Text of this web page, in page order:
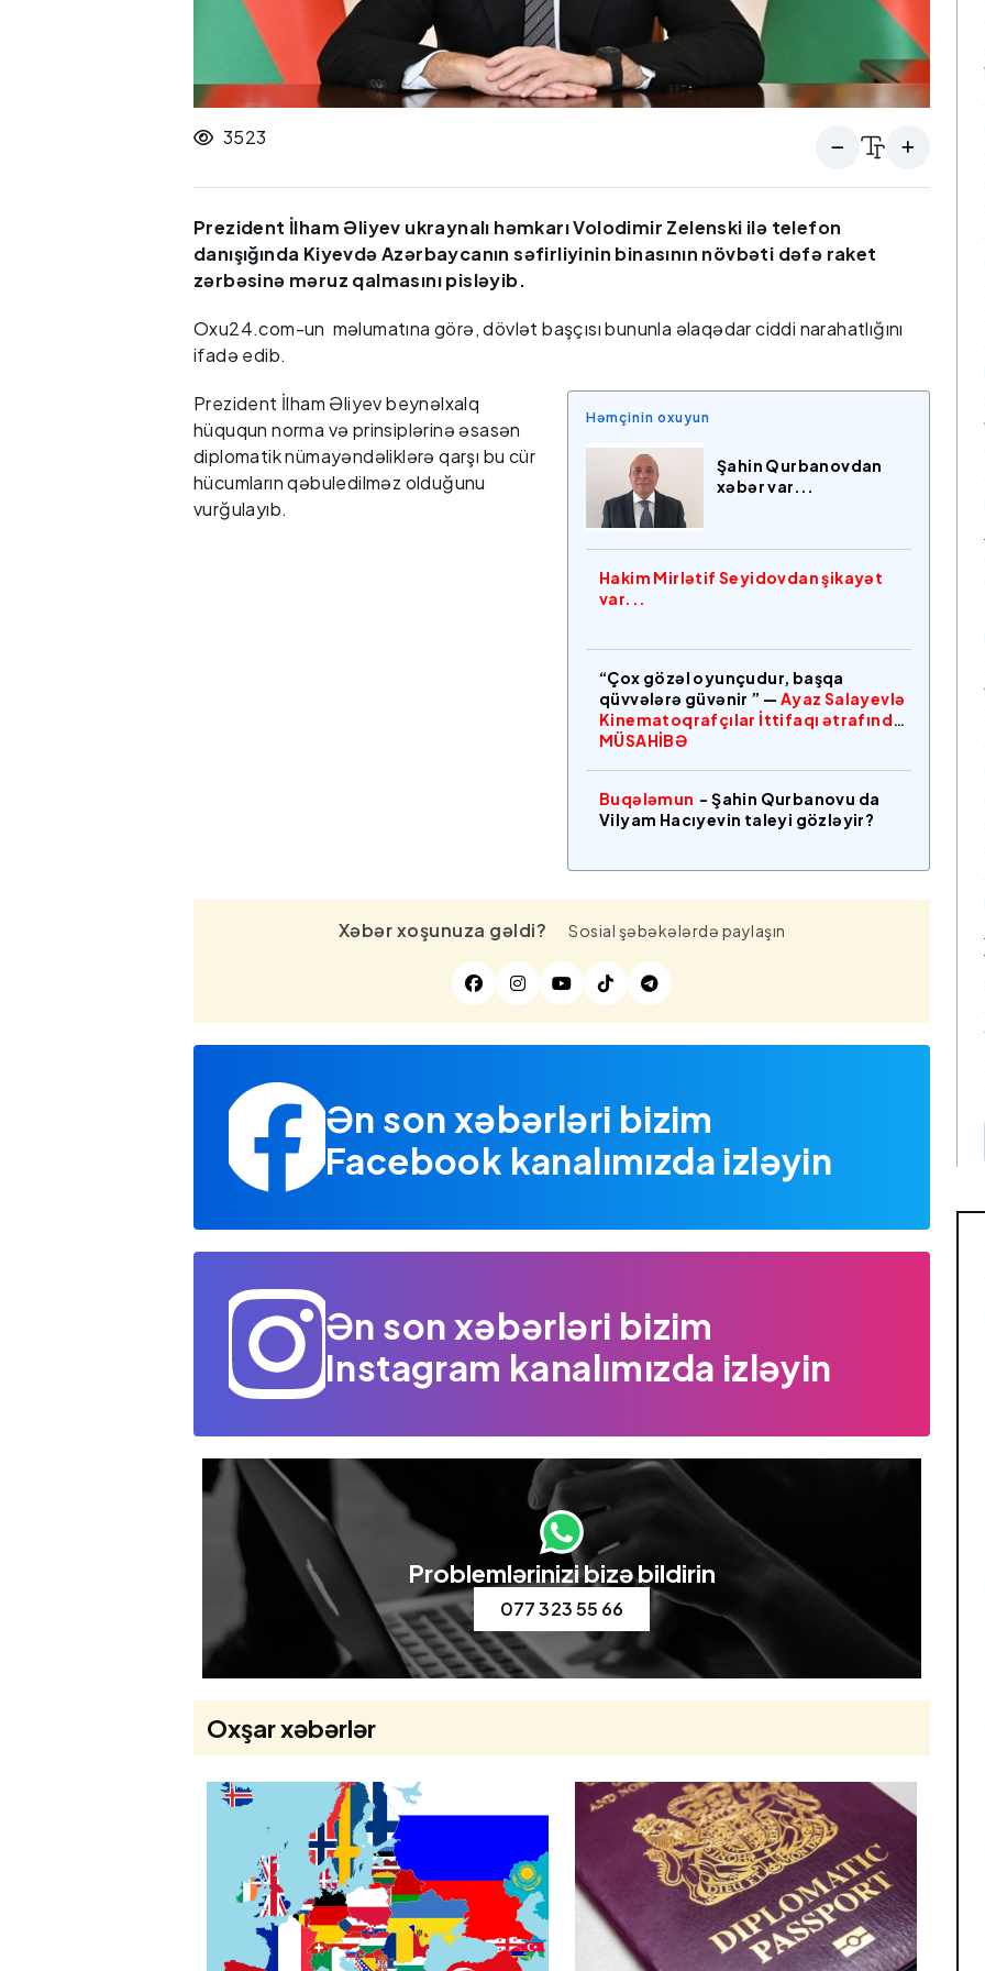
3523
Prezident İlham Əliyev ukraynalı həmkarı Volodimir Zelenski ilə telefon
danışığında Kiyevdə Azərbaycanın səfirliyinin binasının növbəti dəfə raket
zərbəsinə məruz qalmasını pisləyib.
Oxu24.com-un məlumatına görə, dövlət başçısı bununla əlaqədar ciddi narahatlığını
ifadə edib.
Həmçinin oxuyun
Şahin Qurbanovdan
xəbər var...
Hakim Mirlətif Seyidovdan şikayət
var...
“Çox gözəl oyunçudur, başqa
qüvvələrə güvənir ” — Ayaz Salayevlə
Kinematoqrafçılar İttifaqı ətrafında
MÜSAHİBƏ
Buqələmun - Şahin Qurbanovu da
Vilyam Hacıyevin taleyi gözləyir?
Prezident İlham Əliyev beynəlxalq
hüququn norma və prinsiplərinə əsasən
diplomatik nümayəndəliklərə qarşı bu cür
hücumların qəbuledilməz olduğunu
vurğulayıb.
Xəbər xoşunuza gəldi? Sosial şəbəkələrdə paylaşın
Ən son xəbərləri bizim
Facebook kanalımızda izləyin
Ən son xəbərləri bizim
Instagram kanalımızda izləyin
Problemlərinizi bizə bildirin
077 323 55 66
Oxşar xəbərlər